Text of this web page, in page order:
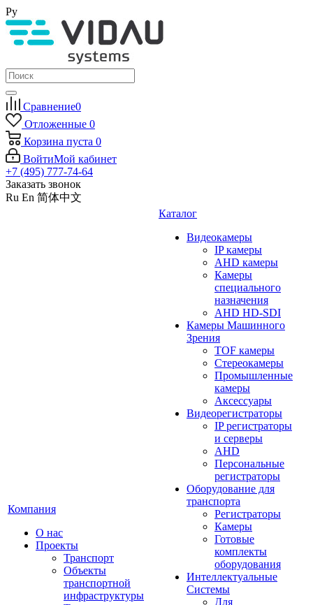
Ру
Сравнение0
Отложенные 0
Корзина пуста 0
ВойтиМой кабинет
+7 (495) 777-74-64
Заказать звонок
Ru En 简体中文
Компания
О нас
Проекты
Транспорт
Объекты
транспортной
инфраструктуры
Каталог
Видеокамеры
IP камеры
AHD камеры
Камеры
специального
назначения
AHD HD-SDI
Камеры Машинного
Зрения
TOF камеры
Стереокамеры
Промышленные
камеры
Аксессуары
Видеорегистраторы
IP регистраторы
и серверы
AHD
Персональные
регистраторы
Оборудование для
транспорта
Регистраторы
Камеры
Готовые
комплекты
оборудования
Интеллектуальные
Системы
Для